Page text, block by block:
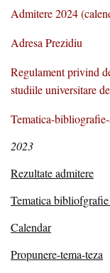
Admitere 2024
Adresa Prezidiu
Regulament privind
studiile universitare
Tematica-
2023
Rezultate admitere
Tematica
Calendar
Propunere-tema-teza